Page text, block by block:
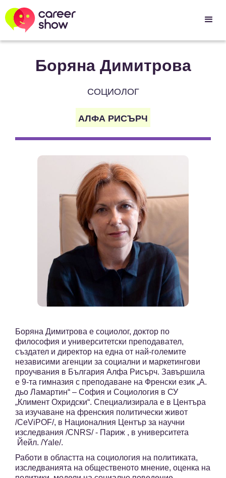
Боряна Димитрова
СОЦИОЛОГ
АЛФА РИСЪРЧ
Боряна Димитрова e социолог, доктор по
философия и университетски преподавател,
създател и директор на една от най-големите
независими агенции за социални и маркетингови
проучвания в България Алфа Рисърч. Завършила
е 9-та гимназия с преподаване на Френски език „А.
дьо Ламартин“ – София и Социология в СУ
„Климент Охридски“. Специализирала е в Центъра
за изучаване на френския политически живот
/CeViPOF/, в Националния Център за научни
изследвания /CNRS/ - Париж , в университета
Йейл. /Yale/.
Работи в областта на социология на политиката,
изследванията на общественото мнение, оценка на